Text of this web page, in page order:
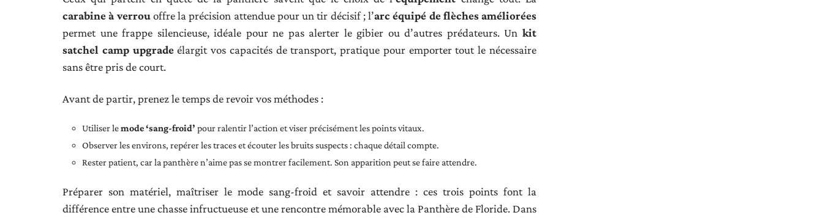
carabine à verrouoffre la précision attendue pour un tir décisif ; l’arc équipé de flèches améliorées
permet une frappe silencieuse, idéale pour ne pas alerter le gibier ou d’autres prédateurs. Un kit
satchel camp upgradeélargit vos capacités de transport, pratique pour emporter tout le nécessaire
sans être pris de court.
Avant de partir, prenez le temps de revoir vos méthodes :
Utiliser lemode ‘sang-froid’ pour ralentir l’action et viser précisément les points vitaux.
Observer les environs, repérer les traces et écouter les bruits suspects : chaque détail compte.
Rester patient, car la panthère n’aime pas se montrer facilement. Son apparition peut se faire attendre.
Préparer son matériel, maîtriser le mode sang-froid et savoir attendre : ces trois points font la
différence entre une chasse infructueuse et une rencontre mémorable avec la Panthère de Floride. Dans